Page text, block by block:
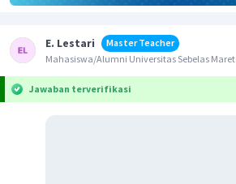
E. Lestari
Master Teacher
Mahasiswa/Alumni Universitas Sebelas Maret
Jawaban terverifikasi